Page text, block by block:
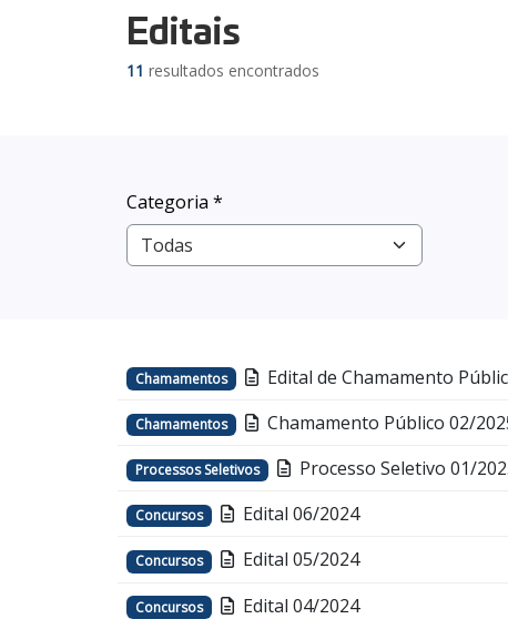
Editais
11 resultados encontrados
Categoria *
Chamamentos Edital de Chamamento
Chamamentos Chamamento Público 02/
Processos Seletivos Processo Seletivo 01/
Concursos Edital 06/2024
Concursos Edital 05/2024
Concursos Edital 04/2024